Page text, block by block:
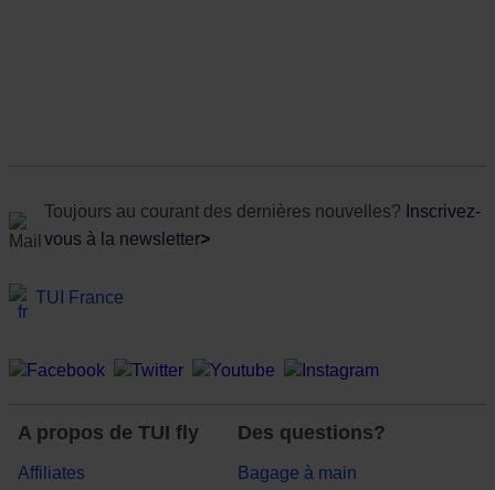
Toujours au courant des dernières nouvelles? Inscrivez-
vous à la newsletter>
TUI France
A propos de TUI fly
Affiliates
Des questions?
Bagage à main